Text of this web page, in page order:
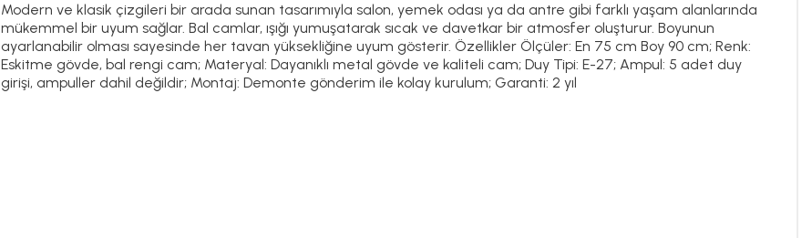
Modern ve klasik çizgileri bir arada sunan tasarımıyla salon, yemek odası ya da antre gibi farklı yaşam alanlarında
mükemmel bir uyum sağlar. Bal camlar, ışığı yumuşatarak sıcak ve davetkar bir atmosfer oluşturur. Boyunun
ayarlanabilir olması sayesinde her tavan yüksekliğine uyum gösterir. Özellikler Ölçüler: En 75 cm Boy 90 cm; Renk:
Eskitme gövde, bal rengi cam; Materyal: Dayanıklı metal gövde ve kaliteli cam; Duy Tipi: E-27; Ampul: 5 adet duy
girişi, ampuller dahil değildir; Montaj: Demonte gönderim ile kolay kurulum; Garanti: 2 yıl